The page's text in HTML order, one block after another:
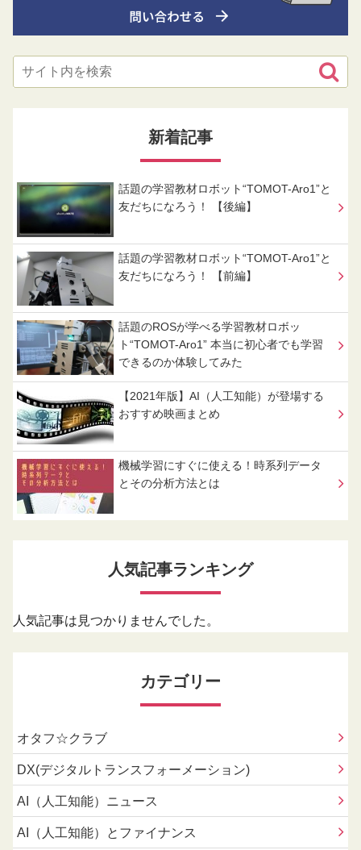
新着記事
話題の学習教材ロボット“TOMOT-Aro1”と
友だちになろう！ 【後編】
話題の学習教材ロボット“TOMOT-Aro1”と
友だちになろう！ 【前編】
話題のROSが学べる学習教材ロボッ
ト“TOMOT-Aro1” 本当に初心者でも学習
できるのか体験してみた
【2021年版】AI（人工知能）が登場する
おすすめ映画まとめ
機械学習にすぐに使える！時系列データ
とその分析方法とは
人気記事ランキング
人気記事は見つかりませんでした。
カテゴリー
オタフ☆クラブ
DX(デジタルトランスフォーメーション)
AI（人工知能）ニュース
AI（人工知能）とファイナンス